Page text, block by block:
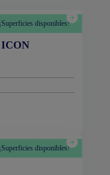
¡Superficies disponibles!
¡Superficies disponibles!